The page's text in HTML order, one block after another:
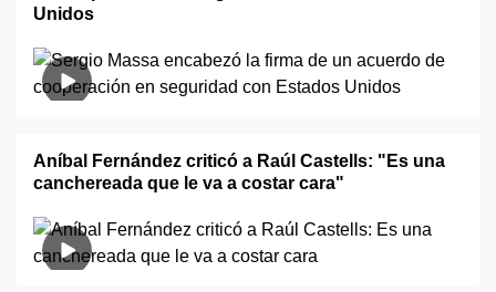
Unidos
Aníbal Fernández criticó a Raúl Castells: "Es una
canchereada que le va a costar cara"